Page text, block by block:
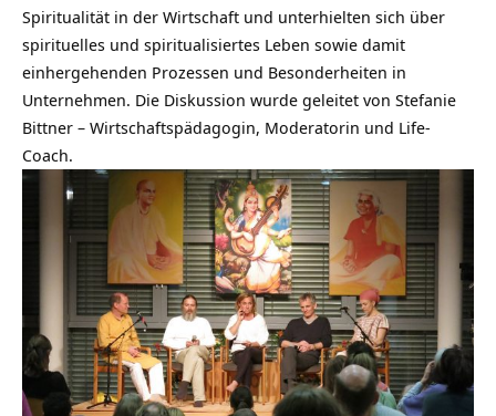
Spiritualität in der Wirtschaft und unterhielten sich über
spirituelles und spiritualisiertes Leben sowie damit
einhergehenden Prozessen und Besonderheiten in
Unternehmen. Die Diskussion wurde geleitet von Stefanie
Bittner – Wirtschaftspädagogin, Moderatorin und Life-
Coach.